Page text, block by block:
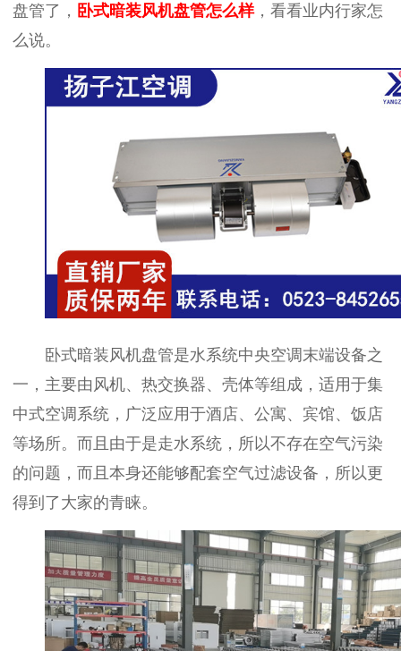
盘管了， 卧式暗装风机盘管怎么样，看看业内行家怎
么说。
卧式暗装风机盘管是水系统中央空调末端设备之
一，主要由风机、热交换器、壳体等组成，适用于集
中式空调系统，广泛应用于酒店、公寓、宾馆、饭店
等场所。而且由于是走水系统，所以不存在空气污染
的问题，而且本身还能够配套空气过滤设备，所以更
得到了大家的青睐。